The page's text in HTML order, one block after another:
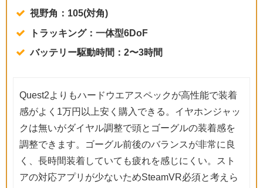
視野角：105(対角)
トラッキング：一体型6DoF
バッテリー駆動時間：2〜3時間
Quest2よりもハードウエアスペックが高性能で装着
感がよく1万円以上安く購入できる。イヤホンジャッ
クは無いがダイヤル調整で頭とゴーグルの装着感を
調整できます。ゴーグル前後のバランスが非常に良
く、長時間装着していても疲れを感じにくい。スト
アの対応アプリが少ないためSteamVR必須と考えら